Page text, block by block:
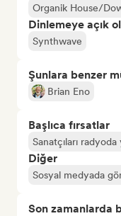
Organik House/
Dinlemeye açık
Synthwave
Şunlara benzer
Brian Eno
Başlıca fırsatlar
Sanatçıları radyoda
Diğer
Sosyal medyada
Son zamanlarda